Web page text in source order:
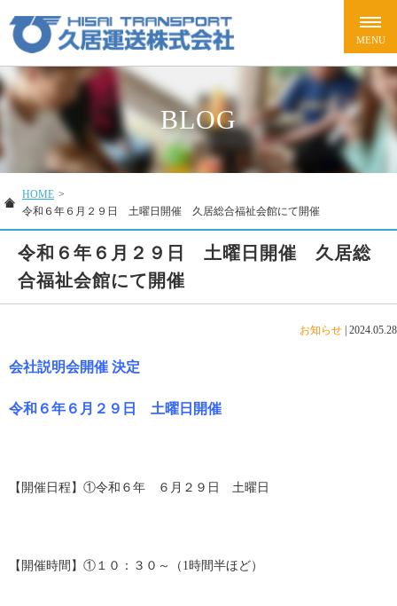
BLOG
HOME >
令和６年６月２９日 土曜日開催 久居総合福祉会館にて開催
令和６年６月２９日 土曜日開催 久居総
合福祉会館にて開催
お知らせ 2024.05.28
会社説明会開催 決定
令和６年６月２９日 土曜日開催
【開催日程】①令和６年 ６月２９日 土曜日
【開催時間】①１０：３０～（1時間半ほど）